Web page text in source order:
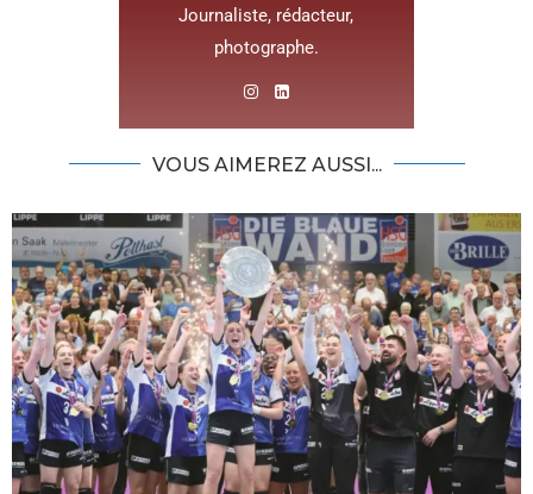
Journaliste, rédacteur,
photographe.
VOUS AIMEREZ AUSSI...